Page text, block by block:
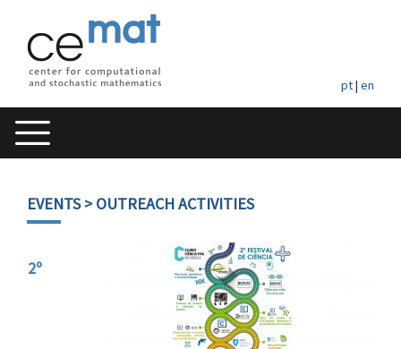
pt| en
EVENTS> OUTREACH ACTIVITIES
2º